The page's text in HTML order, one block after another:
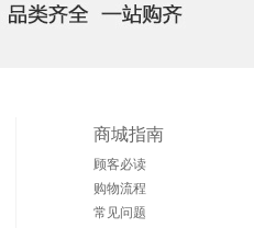
商城指南
顾客必读
购物流程
常见问题